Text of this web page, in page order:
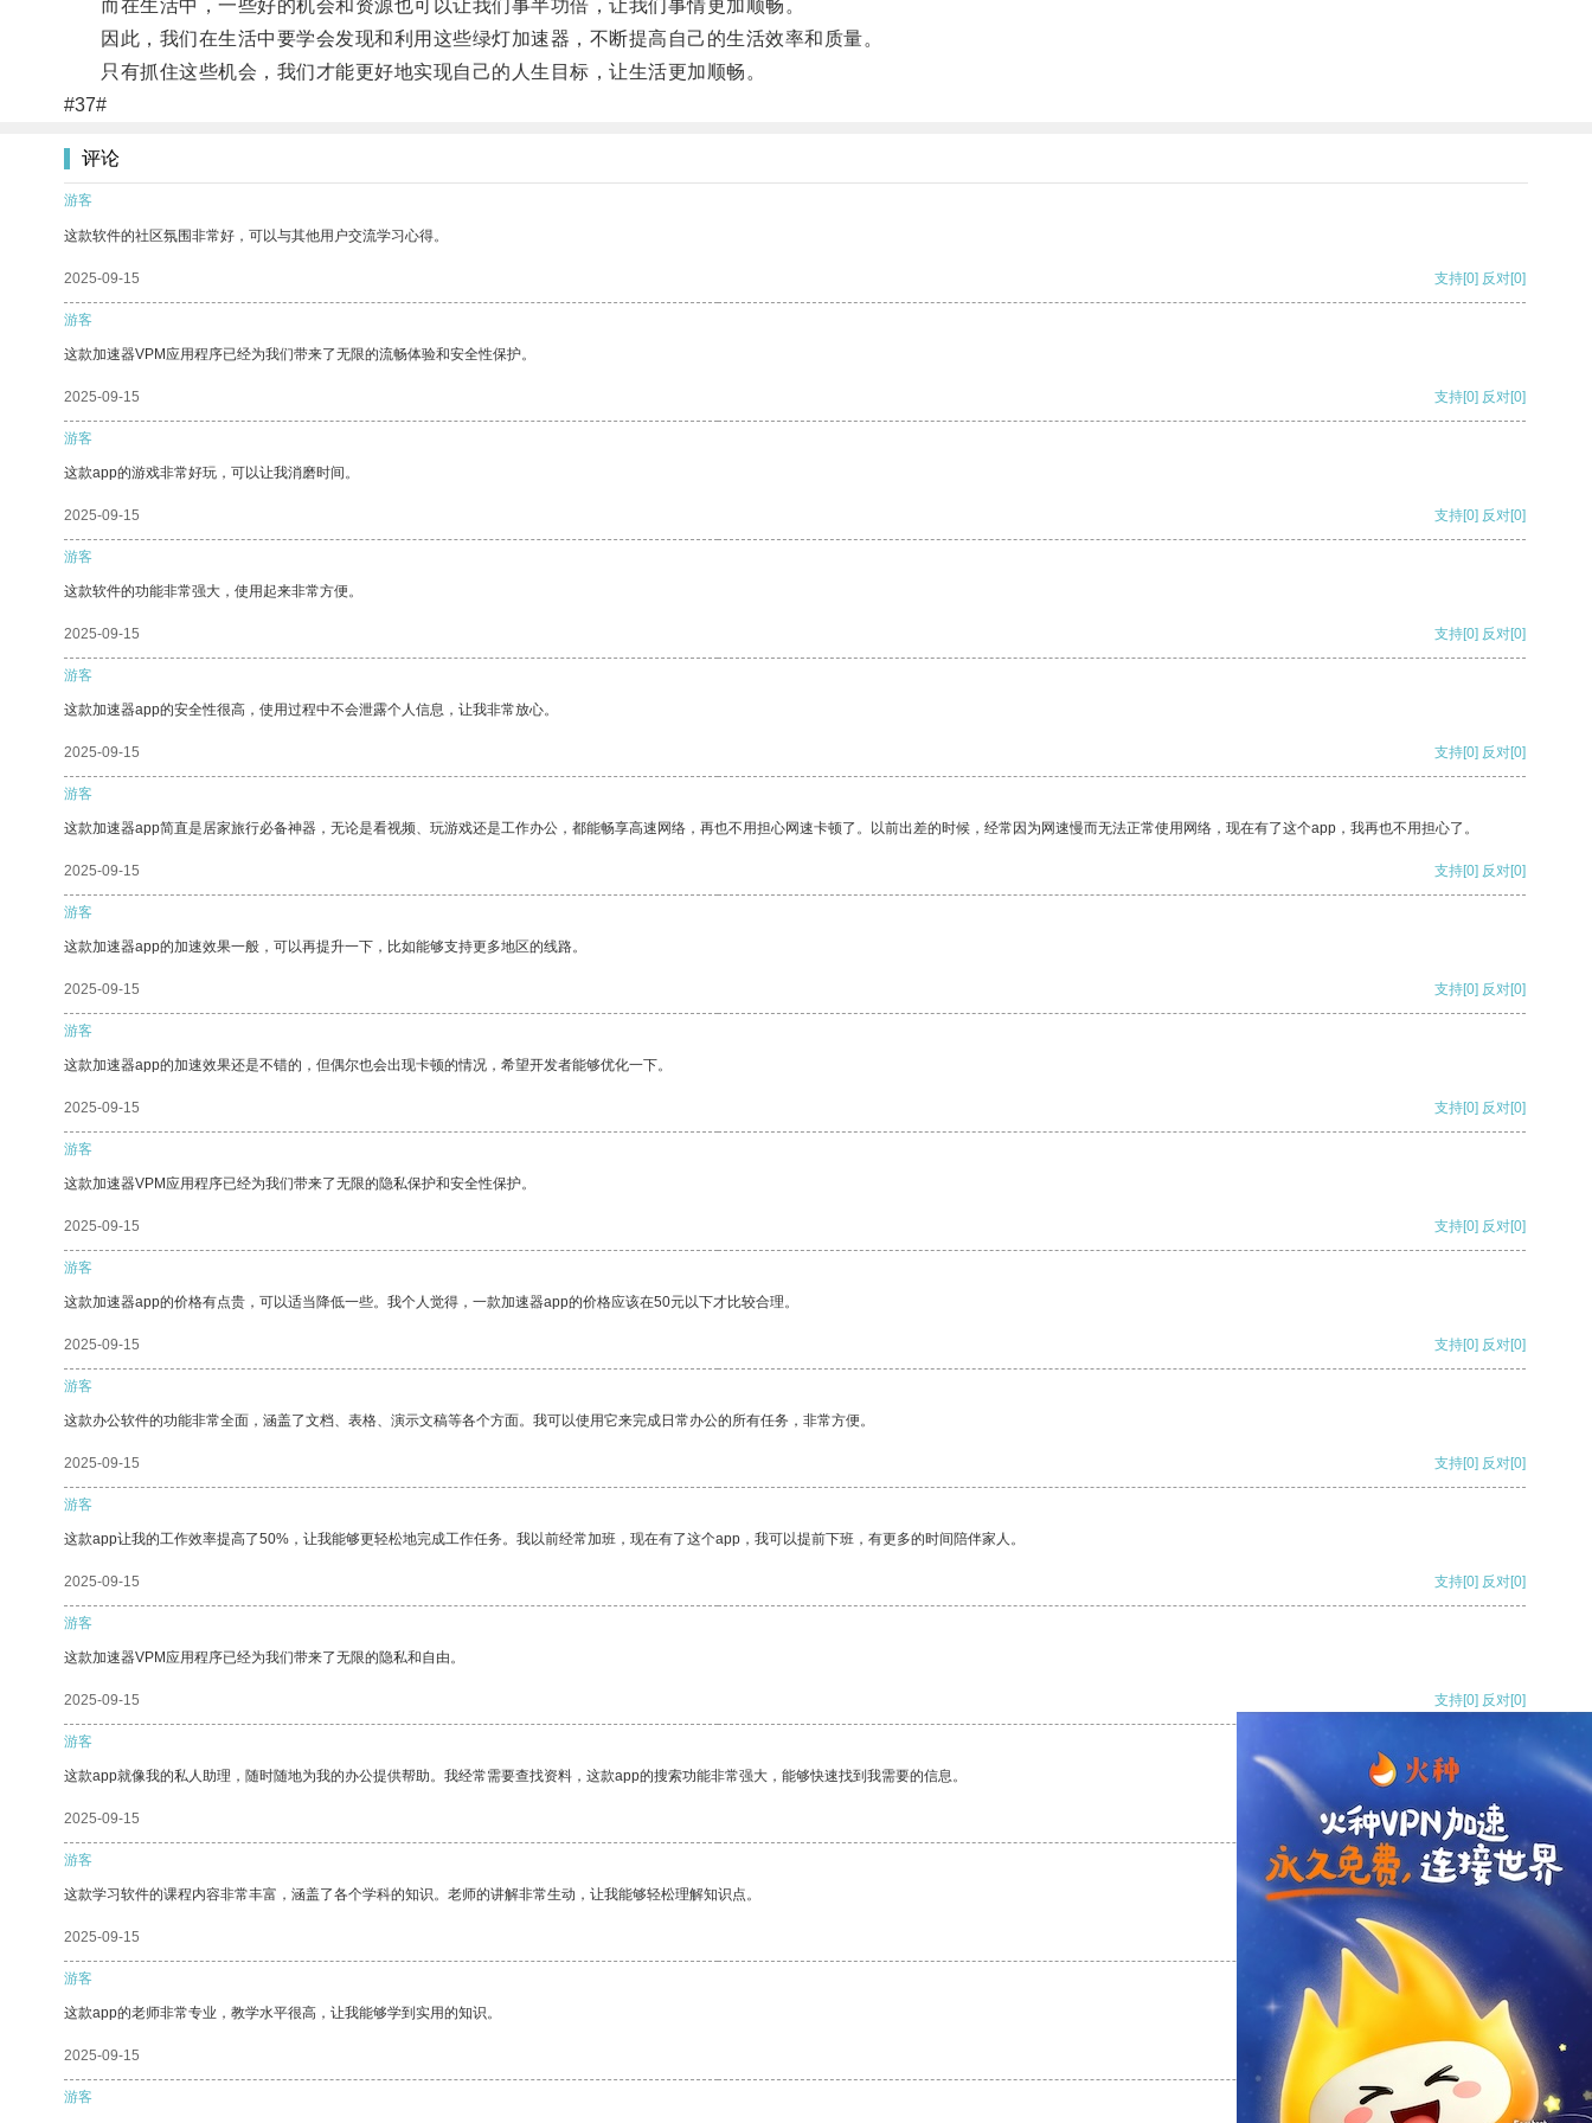
而在生活中，一些好的机会和资源也可以让我们事半功倍，让我们事情更加顺畅。
因此，我们在生活中要学会发现和利用这些绿灯加速器，不断提高自己的生活效率和质量。
只有抓住这些机会，我们才能更好地实现自己的人生目标，让生活更加顺畅。
#37#
评论
游客
这款软件的社区氛围非常好，可以与其他用户交流学习心得。
2025-09-15 支持[0] 反对[0]
游客
这款加速器VPM应用程序已经为我们带来了无限的流畅体验和安全性保护。
2025-09-15 支持[0] 反对[0]
游客
这款app的游戏非常好玩，可以让我消磨时间。
2025-09-15 支持[0] 反对[0]
游客
这款软件的功能非常强大，使用起来非常方便。
2025-09-15 支持[0] 反对[0]
游客
这款加速器app的安全性很高，使用过程中不会泄露个人信息，让我非常放心。
2025-09-15 支持[0] 反对[0]
游客
这款加速器app简直是居家旅行必备神器，无论是看视频、玩游戏还是工作办公，都能畅享高速网络，再也不用担心网速卡顿了。以前出差的时候，经常因为网速慢而无法正常使用网络，现在有了这个app，我再也不用担心了。
2025-09-15 支持[0] 反对[0]
游客
这款加速器app的加速效果一般，可以再提升一下，比如能够支持更多地区的线路。
2025-09-15 支持[0] 反对[0]
游客
这款加速器app的加速效果还是不错的，但偶尔也会出现卡顿的情况，希望开发者能够优化一下。
2025-09-15 支持[0] 反对[0]
游客
这款加速器VPM应用程序已经为我们带来了无限的隐私保护和安全性保护。
2025-09-15 支持[0] 反对[0]
游客
这款加速器app的价格有点贵，可以适当降低一些。我个人觉得，一款加速器app的价格应该在50元以下才比较合理。
2025-09-15 支持[0] 反对[0]
游客
这款办公软件的功能非常全面，涵盖了文档、表格、演示文稿等各个方面。我可以使用它来完成日常办公的所有任务，非常方便。
2025-09-15 支持[0] 反对[0]
游客
这款app让我的工作效率提高了50%，让我能够更轻松地完成工作任务。我以前经常加班，现在有了这个app，我可以提前下班，有更多的时间陪伴家人。
2025-09-15 支持[0] 反对[0]
游客
这款加速器VPM应用程序已经为我们带来了无限的隐私和自由。
2025-09-15 支持[0] 反对[0]
游客
这款app就像我的私人助理，随时随地为我的办公提供帮助。我经常需要查找资料，这款app的搜索功能非常强大，能够快速找到我需要的信息。
2025-09-15 支持[0] 反对
游客
这款学习软件的课程内容非常丰富，涵盖了各个学科的知识。老师的讲解非常生动，让我能够轻松理解知识点。
2025-09-15 支持
游客
这款app的老师非常专业，教学水平很高，让我能够学到实用的知识。
2025-09-15 反对 [0]
游客